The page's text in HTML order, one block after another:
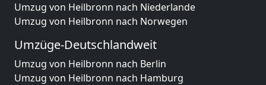
Umzug von Heilbronn nach Niederlande
Umzug von Heilbronn nach Norwegen
Umzüge-Deutschlandweit
Umzug von Heilbronn nach Berlin
Umzug von Heilbronn nach Hamburg